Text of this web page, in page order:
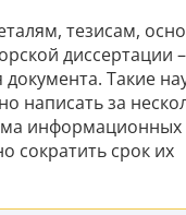
тезисам,
диссертации
Такие
написать за
информационных
сократить срок их